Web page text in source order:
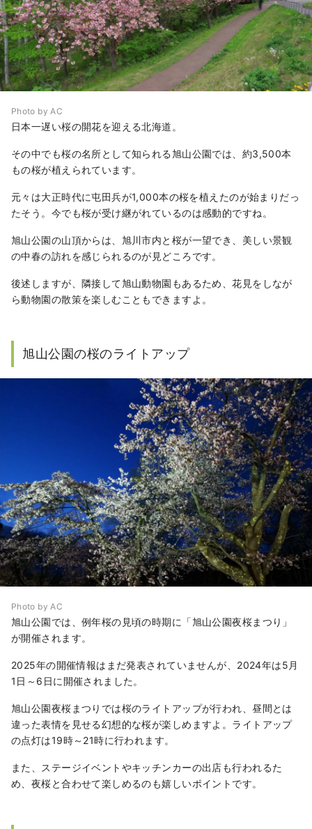
Photo by AC
日本一遅い桜の開花を迎える北海道。
その中でも桜の名所として知られる旭山公園では、約3,500本
もの桜が植えられています。
元々は大正時代に屯田兵が1,000本の桜を植えたのが始まりだっ
たそう。今でも桜が受け継がれているのは感動的ですね。
旭山公園の山頂からは、旭川市内と桜が一望でき、美しい景観
の中春の訪れを感じられるのが見どころです。
後述しますが、隣接して旭山動物園もあるため、花見をしなが
ら動物園の散策を楽しむこともできますよ。
旭山公園の桜のライトアップ
Photo by AC
旭山公園では、例年桜の見頃の時期に「旭山公園夜桜まつり」
が開催されます。
2025年の開催情報はまだ発表されていませんが、2024年は5月
1日～6日に開催されました。
旭山公園夜桜まつりでは桜のライトアップが行われ、昼間とは
違った表情を見せる幻想的な桜が楽しめますよ。ライトアップ
の点灯は19時～21時に行われます。
また、ステージイベントやキッチンカーの出店も行われるた
め、夜桜と合わせて楽しめるのも嬉しいポイントです。